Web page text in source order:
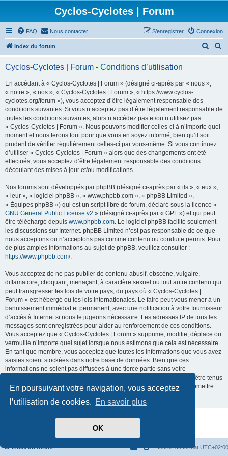
En poursuivant votre navigation, vous acceptez
l’utilisation de cookies. En savoir plus
OK
Cyclos-Cyclotes | Forum
FAQ Nous contacter Connexion
S’enregistrer
Index du forum
r
h
e
Cyclos-Cyclotes | Forum - Conditions d’utilisation
En accédant à « Cyclos-Cyclotes | Forum » (désigné ci-après par « nous »,
« notre », « nos », « Cyclos-Cyclotes | Forum », « https://www.cyclos-
cyclotes.org/forum »), vous acceptez d’être légalement responsable des
conditions suivantes. Si vous n’acceptez pas d’être légalement responsable de
toutes les conditions suivantes, alors n’accédez pas et/ou n’utilisez pas
« Cyclos-Cyclotes | Forum ». Nous pouvons modifier celles-ci à n’importe quel
moment et nous ferons tout pour que vous en soyez informé, bien qu’il soit
prudent de vérifier régulièrement celles-ci par vous-même. Si vous continuez
d’utiliser « Cyclos-Cyclotes | Forum » alors que des changements ont été
effectués, vous acceptez d’être légalement responsable des conditions
découlant des mises à jour et/ou modifications.
Nos forums sont développés par phpBB (désigné ci-après par « ils », « eux »,
« leur », « logiciel phpBB », « www.phpbb.com », « phpBB Limited »,
« Équipes phpBB ») qui est un script libre de forum, déclaré sous la licence «
GNU General Public License v2 » (désigné ci-après par « GPL ») et qui peut
être téléchargé depuis www.phpbb.com. Le logiciel phpBB facilite seulement
les discussions sur Internet. phpBB Limited n’est pas responsable de ce que
nous acceptons ou n’acceptons pas comme contenu ou conduite permis. Pour
de plus amples informations au sujet de phpBB, veuillez consulter :
https://www.phpbb.com/.
Vous acceptez de ne pas publier de contenu abusif, obscène, vulgaire,
diffamatoire, choquant, menaçant, à caractère sexuel ou tout autre contenu qui
peut transgresser les lois de votre pays, du pays où « Cyclos-Cyclotes |
Forum » est hébergé ou les lois internationales. Le faire peut vous mener à un
bannissement immédiat et permanent, avec une notification à votre fournisseur
d’accès à Internet si nous le jugeons nécessaire. Les adresses IP de tous les
messages sont enregistrées pour aider au renforcement de ces conditions.
Vous acceptez que « Cyclos-Cyclotes | Forum » supprime, modifie, déplace ou
verrouille n’importe quel sujet lorsque nous estimons que cela est nécessaire.
En tant que membre, vous acceptez que toutes les informations que vous avez
saisies soient stockées dans notre base de données. Bien que ces
informations ne soient pas diffusées à une tierce partie sans votre
consentement, ni « Cyclos-Cyclotes | Forum », ni phpBB ne pourront être tenus
comme responsables en cas de tentative de piratage visant à compromettre
Index du forum Heures au format UTC+02:00
Développé parphpBB® Forum Software © phpBB Limited
Traduit par
Confidentialité|Conditions